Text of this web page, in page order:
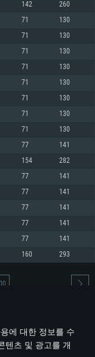
에 대한 정보를 수
텐츠 및 광고를 개
77XX / NVIDIA
원하지 않습니다)
혹은 이와 비슷한 성
: 720p
버를 지원하는 NVIDIA
신 그래픽 드라이버를 지
버를 지원하는 NVIDIA
최신 그래픽 드라이버를
상도 720p) 이상
142 260
71 130
71 130
71 130
71 130
71 130
71 130
71 130
71 130
77 141
154 282
77 141
77 141
77 141
77 141
77 141
160 293